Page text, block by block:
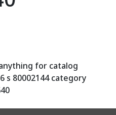
for catalog
s 80002144 category